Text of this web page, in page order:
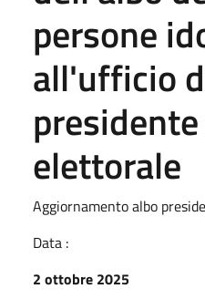
persone
all'ufficio
elettorale
Aggiornamento albo
Data :
2 ottobre 2025